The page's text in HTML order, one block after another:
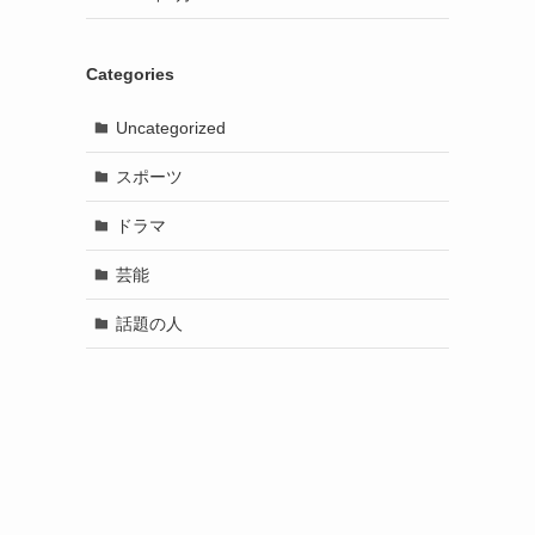
Categories
Uncategorized
スポーツ
ドラマ
芸能
話題の人